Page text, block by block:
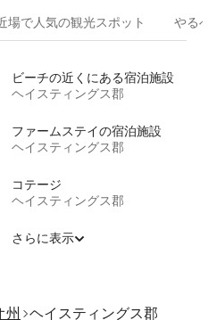
場で人気の観光スポット やる
ビーチの近くにある宿泊施設
ヘイスティングス郡
ファームステイの宿泊施設
ヘイスティングス郡
コテージ
ヘイスティングス郡
さらに表示
州 ヘイスティングス郡